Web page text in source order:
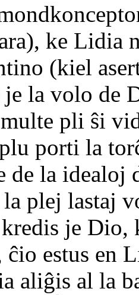
ke Lidia
(kiel
je la volo de
pli ŝi
porti la
de la idealoj
plej lastaj
je Dio,
ĉio estus en
aliĝis al la